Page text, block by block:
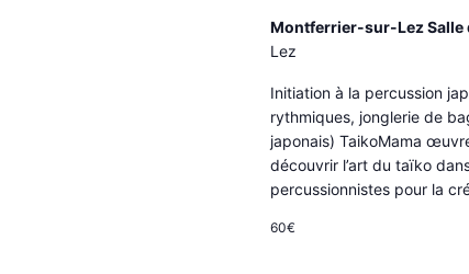
Montferrier-sur-Lez Salle
Lez
Initiation à la percussion
rythmiques, jonglerie de
japonais) TaikoMama
découvrir l’art du taïko
percussionnistes pour la
60€